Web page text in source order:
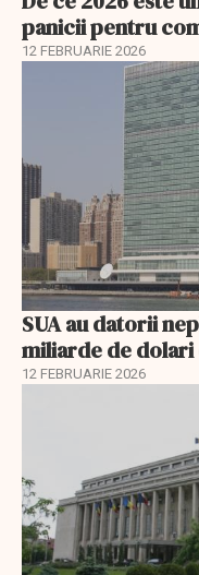
panicii pentru
12 FEBRUARIE 2026
SUA au datorii
miliarde de dolari
12 FEBRUARIE 2026